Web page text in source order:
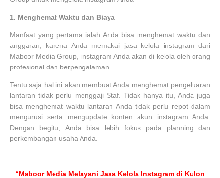
1. Menghemat Waktu dan Biaya
Manfaat yang pertama ialah Anda bisa menghemat waktu dan
anggaran, karena Anda memakai jasa kelola instagram dari
Maboor Media Group, instagram Anda akan di kelola oleh orang
profesional dan berpengalaman.
Tentu saja hal ini akan membuat Anda menghemat pengeluaran
lantaran tidak perlu menggaji Staf. Tidak hanya itu, Anda juga
bisa menghemat waktu lantaran Anda tidak perlu repot dalam
mengurusi serta mengupdate konten akun instagram Anda.
Dengan begitu, Anda bisa lebih fokus pada planning dan
perkembangan usaha Anda.
“Maboor Media Melayani Jasa Kelola Instagram di Kulon